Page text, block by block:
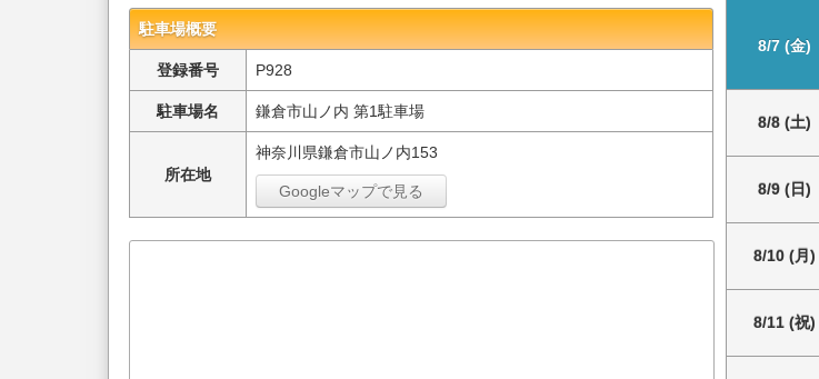
駐車場概要
登録番号 P928
駐車場名 鎌倉市山ノ内 第1駐車場
所在地
神奈川県鎌倉市山ノ内153
Googleマップで見る
8/7 (金)
8/8 (土)
8/9 (日)
8/10 (月)
8/11 (祝)